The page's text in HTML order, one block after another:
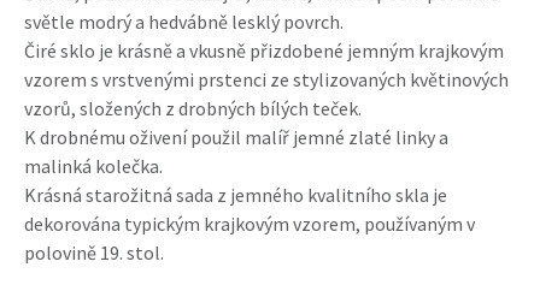
světle modrý a hedvábně lesklý povrch.
Čiré sklo je krásně a vkusně přizdobené jemným krajkovým
vzorem s vrstvenými prstenci ze stylizovaných květinových
vzorů, složených z drobných bílých teček.
K drobnému oživení použil malíř jemné zlaté linky a
malinká kolečka.
Krásná starožitná sada z jemného kvalitního skla je
dekorována typickým krajkovým vzorem, používaným v
polovině 19. stol.